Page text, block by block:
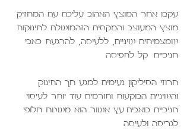
עקבו אחר המוצץ האהוב עליכם עם המחזיק
מוצץ המעוצב והמקסים הזהמושלם לתינוקות
שמצמיחים שיניים, ללעיסה, להרגעת כאבי
חניכיים. קל לתפיסה.
חרוזי הסיליקון נעימים למגע חך התינוק
והשיניים הבוקעות ותורמים עוד יותר לעיסוי
חניכיים כואבים.עץ אשור הוא משטח חלופי
לגריסה ולעיסה.